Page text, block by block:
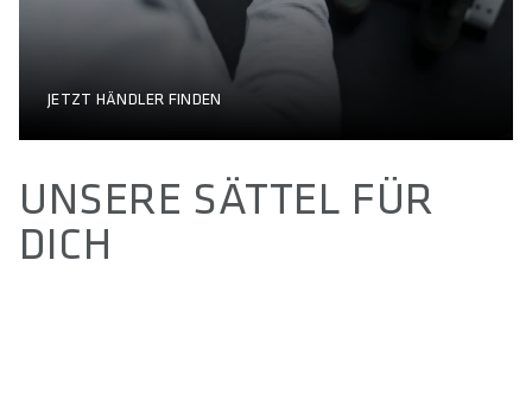
JETZT HÄNDLER FINDEN
UNSERE SÄTTEL FÜR
DICH